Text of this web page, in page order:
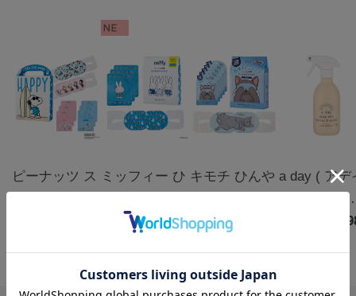
ピーナッツ ス
ミッフィー ひ
スク3枚 カモ
￥770
キモチ ひんや
5枚 無香料
a day ( アデ
) アロマルー
ムミスト フ
￥